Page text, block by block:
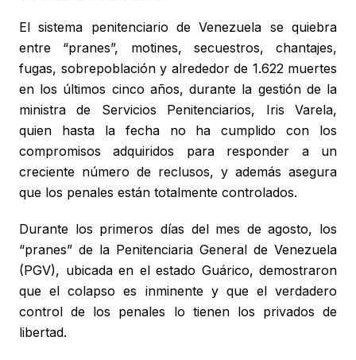
El sistema penitenciario de Venezuela se quiebra
entre “pranes”, motines, secuestros, chantajes,
fugas, sobrepoblación y alrededor de 1.622 muertes
en los últimos cinco años, durante la gestión de la
ministra de Servicios Penitenciarios, Iris Varela,
quien hasta la fecha no ha cumplido con los
compromisos adquiridos para responder a un
creciente número de reclusos, y además asegura
que los penales están totalmente controlados.
Durante los primeros días del mes de agosto, los
“pranes” de la Penitenciaria General de Venezuela
(PGV), ubicada en el estado Guárico, demostraron
que el colapso es inminente y que el verdadero
control de los penales lo tienen los privados de
libertad.